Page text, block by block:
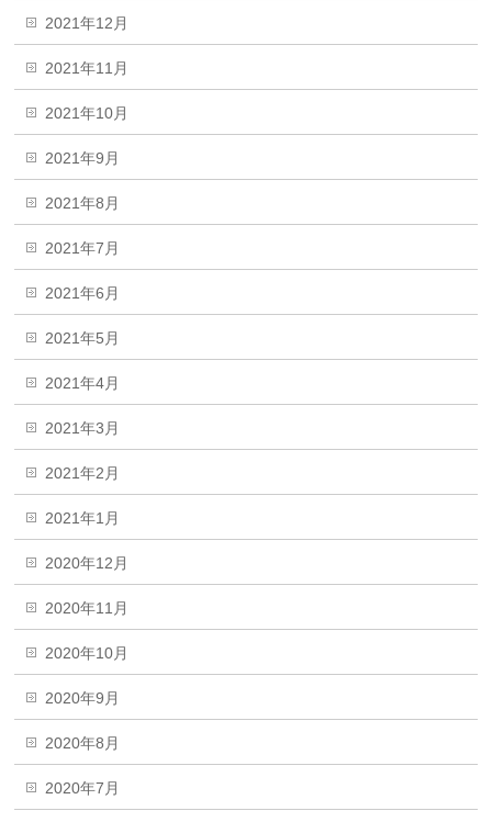
2021年12月
2021年11月
2021年10月
2021年9月
2021年8月
2021年7月
2021年6月
2021年5月
2021年4月
2021年3月
2021年2月
2021年1月
2020年12月
2020年11月
2020年10月
2020年9月
2020年8月
2020年7月